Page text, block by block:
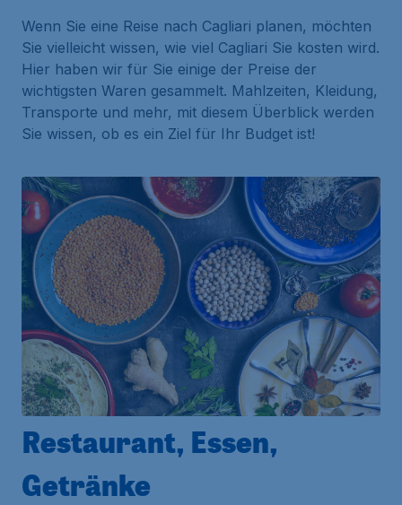
Wenn Sie eine Reise nach Cagliari planen, möchten
Sie vielleicht wissen, wie viel Cagliari Sie kosten wird.
Hier haben wir für Sie einige der Preise der
wichtigsten Waren gesammelt. Mahlzeiten, Kleidung,
Transporte und mehr, mit diesem Überblick werden
Sie wissen, ob es ein Ziel für Ihr Budget ist!
Restaurant, Essen,
Getränke